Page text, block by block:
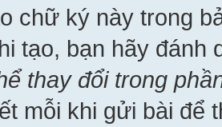
chữ ký này trong
tạo, bạn hãy
thay đổi trong
mỗi khi gửi bài để